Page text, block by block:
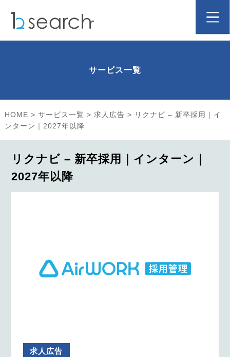
サービス一覧
HOME > サービス一覧 > 求人広告 > リクナビ – 新卒採用｜イ
ンターン｜2027年以降
リクナビ – 新卒採用｜インターン｜
2027年以降
求人広告